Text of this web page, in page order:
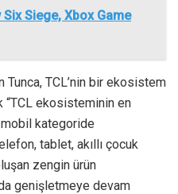
Six Siege, Xbox Game
TCL’nin bir ekosistem
“TCL ekosisteminin en
kategoride
tablet, akıllı çocuk
zengin ürün
genişletmeye devam